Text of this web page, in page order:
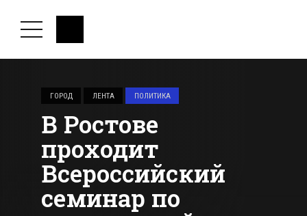
ГОРОД ЛЕНТА ПОЛИТИКА
В Ростове
проходит
Всероссийский
семинар по